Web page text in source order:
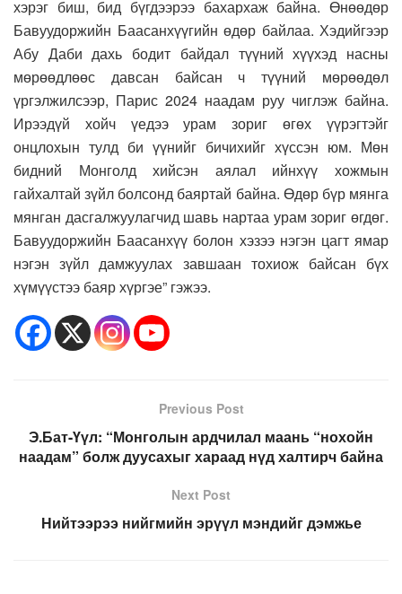
хэрэг биш, бид бүгдээрээ бахархаж байна. Өнөөдөр
Бавуудоржийн Баасанхүүгийн өдөр байлаа. Хэдийгээр
Абу Даби дахь бодит байдал түүний хүүхэд насны
мөрөөдлөөс давсан байсан ч түүний мөрөөдөл
үргэлжилсээр, Парис 2024 наадам руу чиглэж байна.
Ирээдүй хойч үедээ урам зориг өгөх үүрэгтэйг
онцлохын тулд би үүнийг бичихийг хүссэн юм. Мөн
бидний Монголд хийсэн аялал ийнхүү хожмын
гайхалтай зүйл болсонд баяртай байна. Өдөр бүр мянга
мянган дасгалжуулагчид шавь нартаа урам зориг өгдөг.
Бавуудоржийн Баасанхүү болон хэзээ нэгэн цагт ямар
нэгэн зүйл дамжуулах завшаан тохиож байсан бүх
хүмүүстээ баяр хүргэе” гэжээ.
Previous Post
Э.Бат-Үүл: “Монголын ардчилал маань “нохойн
наадам” болж дуусахыг хараад нүд халтирч байна
Next Post
Нийтээрээ нийгмийн эрүүл мэндийг дэмжье